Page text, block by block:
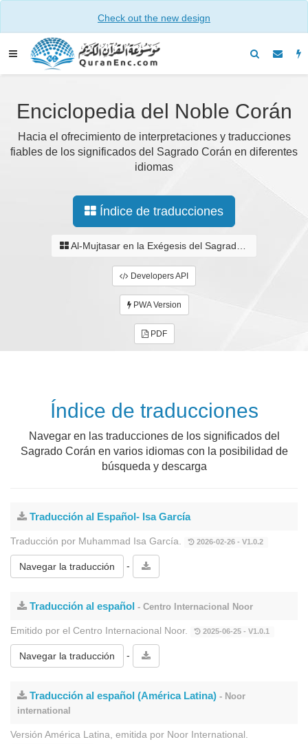
Check out the new design
Enciclopedia del Noble Corán
Hacia el ofrecimiento de interpretaciones y traducciones
fiables de los significados del Sagrado Corán en diferentes
idiomas
Índice de traducciones
Al-Mujtasar en la Exégesis del Sagrado Corán
Developers API
PWA Version
PDF
Índice de traducciones
Navegar en las traducciones de los significados del
Sagrado Corán en varios idiomas con la posibilidad de
búsqueda y descarga
Traducción al Español- Isa García
Traducción por Muhammad Isa García. 2026-02-26 - V1.0.2
Navegar la traducción -
Traducción al español - Centro Internacional Noor
Emitido por el Centro Internacional Noor. 2025-06-25 - V1.0.1
Navegar la traducción -
Traducción al español (América Latina) - Noor
international
Versión América Latina, emitida por Noor International.